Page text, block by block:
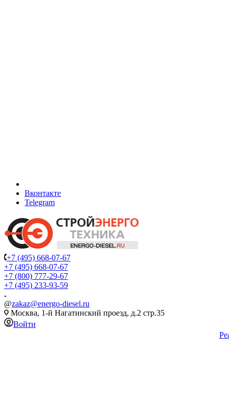
Вконтакте
Telegram
+7 (495) 668-07-67
+7 (495) 668-07-67
+7 (800) 777-29-67
+7 (495) 233-93-59
@zakaz@energo-diesel.ru
Москва, 1-й Нагатинский проезд, д.2 стр.35
Войти